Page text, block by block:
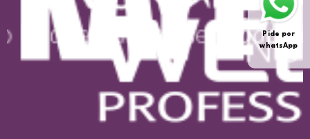
Pide por
whatsApp